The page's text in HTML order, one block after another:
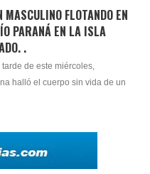
MASCULINO FLOTANDO EN
PARANÁ EN LA ISLA
.
de este miércoles,
halló el cuerpo sin vida de un